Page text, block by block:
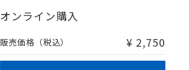
オンライン購入
販売価格（税込） ¥ 2,750